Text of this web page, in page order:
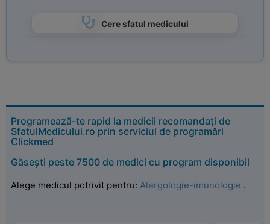
Cere sfatul medicului
Programează-te rapid la medicii recomandați de
SfatulMedicului.ro prin serviciul de programări
Clickmed
Găsești peste 7500 de medici cu program disponibil
Alege medicul potrivit pentru: Alergologie-imunologie .